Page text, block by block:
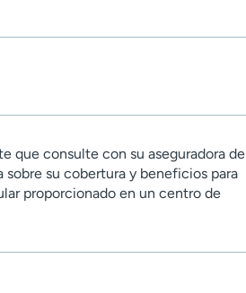
que consulte con su aseguradora de
su cobertura y beneficios para
proporcionado en un centro de